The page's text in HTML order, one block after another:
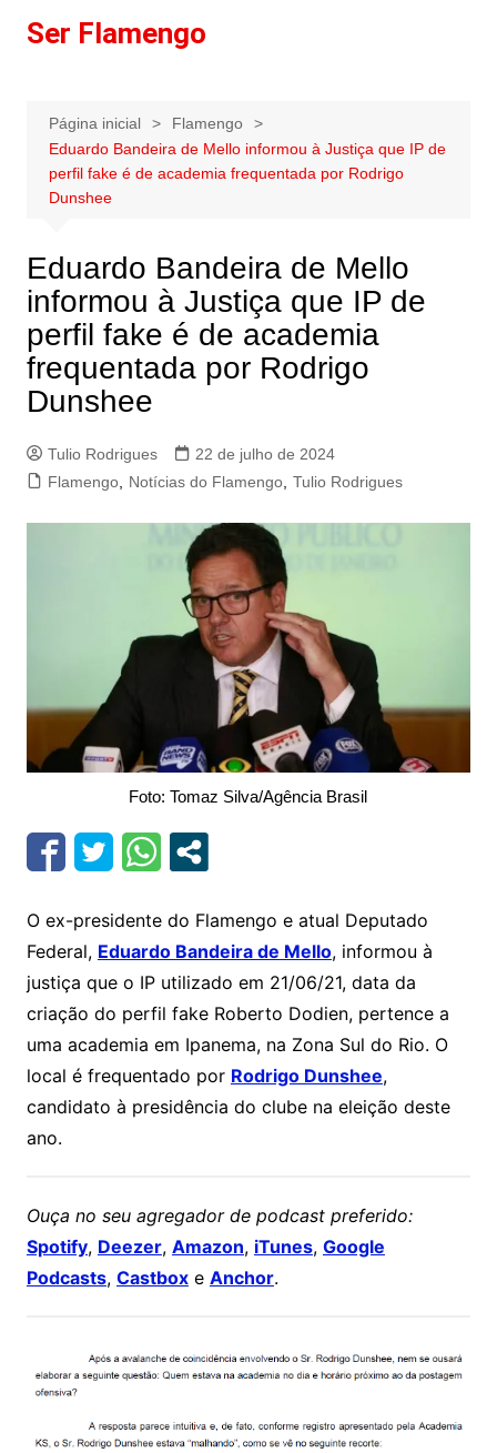
paraSer Flamengo
Página inicial
Flamengo
Eduardo Bandeira de Mello informou à Justiça que IP de
perfil fake é de academia frequentada por Rodrigo
Dunshee
Eduardo Bandeira de Mello
informou à Justiça que IP de
perfil fake é de academia
frequentada por Rodrigo
Dunshee
Tulio Rodrigues
22 de julho de 2024
Flamengo, Notícias do Flamengo, Tulio Rodrigues
Foto: Tomaz Silva/Agência Brasil
O ex-presidente do Flamengo e atual Deputado
Federal, Eduardo Bandeira de Mello, informou à
justiça que o IP utilizado em 21/06/21, data da
criação do perfil fake Roberto Dodien, pertence a
uma academia em Ipanema, na Zona Sul do Rio. O
local é frequentado por Rodrigo Dunshee,
candidato à presidência do clube na eleição deste
ano.
Ouça no seu agregador de podcast preferido:
Spotify, Deezer, Amazon, iTunes, Google
Podcasts, Castboxe Anchor.